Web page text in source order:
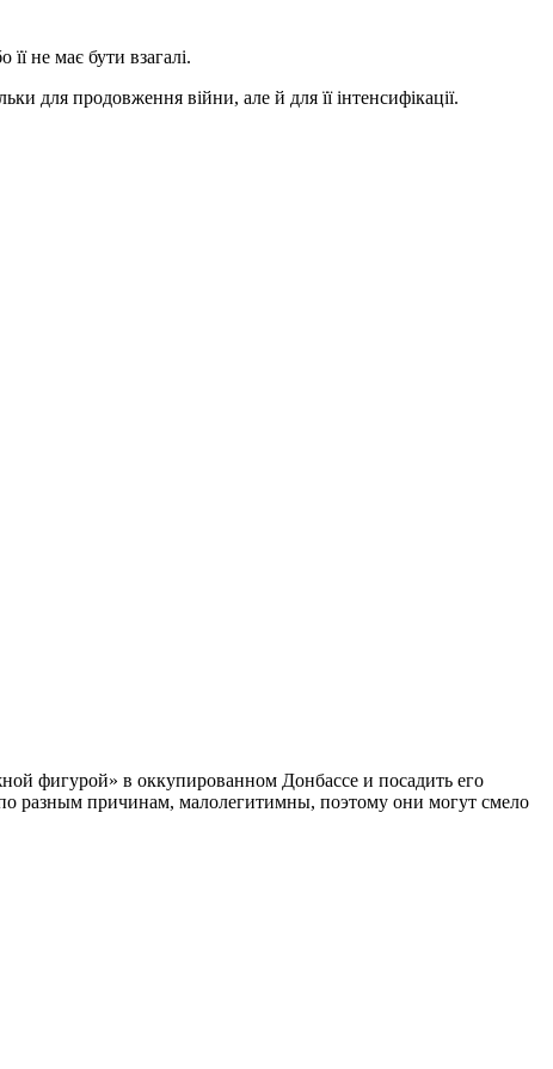
не має бути взагалі.
для продовження війни, але й для її інтенсифікації.
фигурой» в оккупированном Донбассе и посадить его
разным причинам, малолегитимны, поэтому они могут смело